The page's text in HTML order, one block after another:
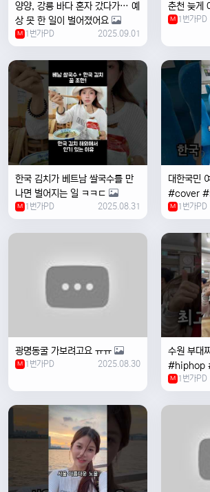
양양, 강릉 바다 혼자 갔다가… 예
상 못 한 일이 벌어졌어요
M 1번가PD 2025.09.01
춘천 늦게
M 1번가PD
한국 김치가 베트남 쌀국수를 만
나면 벌어지는 일 ㅋㅋㄷ
M 1번가PD 2025.08.31
대한국민
#cover
여행 #한국
M 1번가PD
광명동굴 가보려고요 ㅠㅠ
M 1번가PD 2025.08.30
수원 부대
#hiphop
집 #수원
자 #혼자
M 1번가PD